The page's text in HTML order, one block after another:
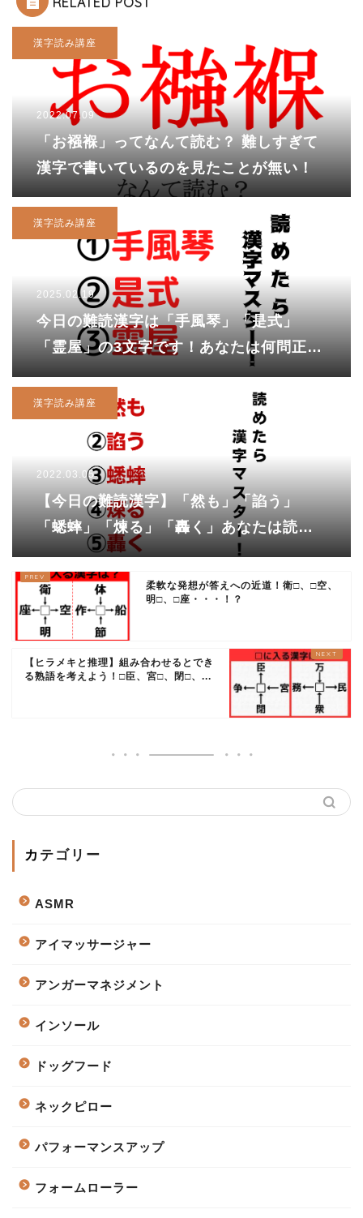
漢字読み講座
2022.07.09
「お襁褓」ってなんて読む？ 難しすぎて
漢字で書いているのを見たことが無い！
漢字読み講座
2025.02.19
今日の難読漢字は「手風琴」「是式」
「霊屋」の3文字です！あなたは何問正解
できますか？
漢字読み講座
2022.03.05
【今日の難読漢字】「然も」「諂う」
「蟋蟀」「煉る」「轟く」あなたは読め
ますか？
柔軟な発想が答えへの近道！衛□、□空、
明□、□座・・・！？
【ヒラメキと推理】組み合わせるとでき
る熟語を考えよう！□臣、宮□、閉□、...
カテゴリー
ASMR
アイマッサージャー
アンガーマネジメント
インソール
ドッグフード
ネックピロー
パフォーマンスアップ
フォームローラー